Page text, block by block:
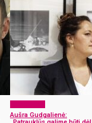
Aušra Gudgalienė: